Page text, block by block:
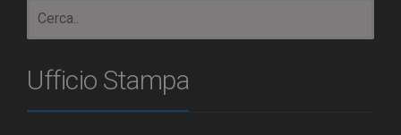
Ufficio Stampa